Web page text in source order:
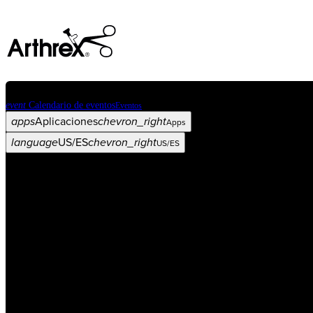
event Calendario de eventosEventos
appsAplicacioneschevron_rightApps
languageUS/ESchevron_rightUS/ES